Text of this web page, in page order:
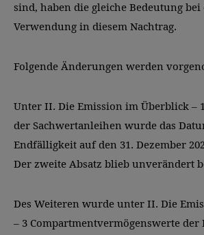
sind, haben die gleiche Bedeutung bei
Verwendung in diesem Nachtrag.
Folgende Änderungen werden
Unter II. Die Emission im Überblick –
der Sachwertanleihen wurde das
Endfälligkeit auf den 31. Dezember
Der zweite Absatz blieb unverändert
Des Weiteren wurde unter II. Die
– 3 Compartmentvermögenswerte der